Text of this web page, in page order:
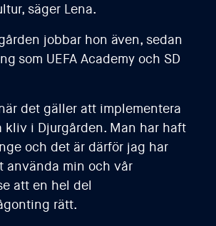
säger Lena.
jobbar hon även, sedan
som UEFA Academy och SD
det gäller att implementera
i Djurgården. Man har haft
och det är därför jag har
använda min och vår
att en hel del
rätt.